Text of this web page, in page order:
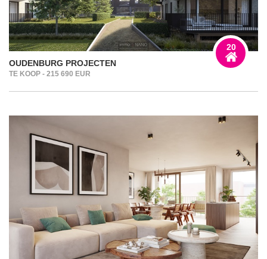
OUDENBURG PROJECTEN
TE KOOP - 215 690 EUR
20